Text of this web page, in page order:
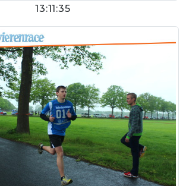
13:11:35